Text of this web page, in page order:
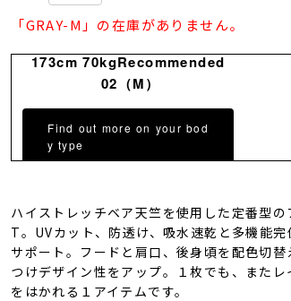
「GRAY-M」の在庫がありません。
173cm 70kgRecommended
02（M）
Find out more on your bod
y type
ハイストレッチベア天竺を使用した定番型
T。UVカット、防透け、吸水速乾と多機能
サポート。フードと肩口、後身頃を配色切
つけデザイン性をアップ。１枚でも、また
をはかれる１アイテムです。